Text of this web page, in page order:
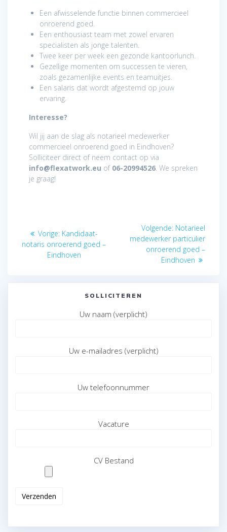
Een afwisselende functie binnen commercieel
onroerend goed.
Een enthousiast team met zowel ervaren
specialisten als jonge talenten.
Twee keer per week een gezonde kantoorlunch.
Gezellige momenten om successen te vieren,
zoals gezamenlijke events en teamuitjes.
Een salaris dat wordt afgestemd op jouw
ervaring.
Interesse?
Wil jij aan de slag als notarieel medewerker
commercieel onroerend goed in Eindhoven?
Solliciteer direct of neem contact op via
info@flexatwork.eu of 06-20994526. We spreken
je graag!
navigatie
Vorige: Vorig
bericht:
Kandidaat-
notaris onroerend goed –
Eindhoven
Volgende: Volgend
bericht:
Notarieel
medewerker particulier
onroerend goed –
Eindhoven
SOLLICITEREN
Uw naam (verplicht)
Uw e-mailadres (verplicht)
Uw telefoonnummer
Vacature
CV Bestand